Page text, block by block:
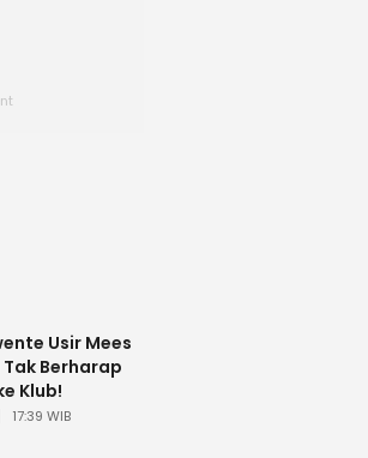
Usir Mees
Berharap
Klub!
17:39 WIB